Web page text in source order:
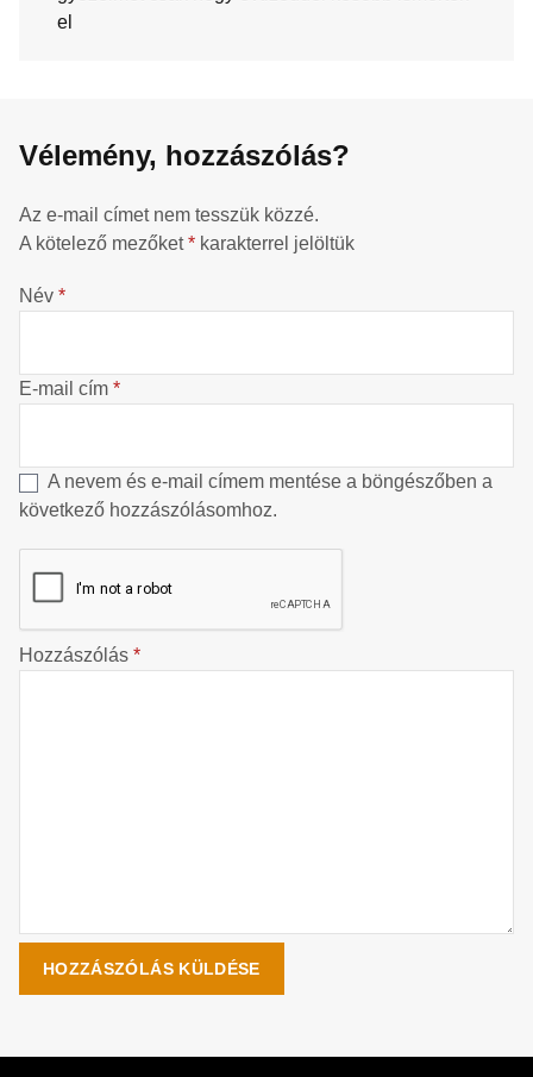
el
Vélemény, hozzászólás?
Az e-mail címet nem tesszük közzé.
A kötelező mezőket* karakterrel jelöltük
Név *
E-mail cím *
A nevem és e-mail címem mentése a böngészőben a
következő hozzászólásomhoz.
Hozzászólás *